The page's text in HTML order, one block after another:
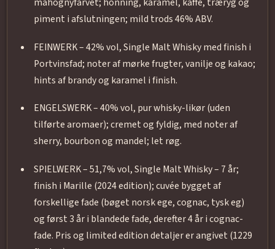
piment i afslutningen; mild trods 46% ABV.
FEINWERK – 42% vol, Single Malt Whisky med finish i
Portvinsfad; noter af mørke frugter, vanilje og kakao;
hints af brandy og karamel i finish.
ENGELSWERK – 40% vol, pur whisky-likør (uden
tilførte aromaer); cremet og fyldig, med noter af
sherry, bourbon og mandel; let røg.
SPIELWERK – 51,7% vol, Single Malt Whisky – 7 år;
finish i Marille (2024 edition); cuvée bygget af
forskellige fade (bøget norsk ege, cognac, tysk eg)
og først 3 år i blandede fade, derefter 4 år i cognac-
fade. Pris og limited edition detaljer er angivet (1229